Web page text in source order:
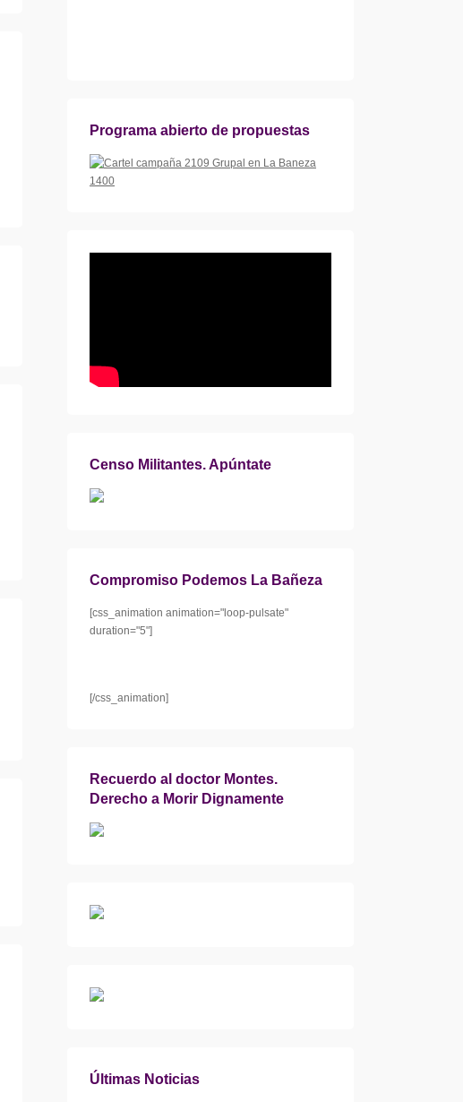
Programa abierto de propuestas
Censo Militantes. Apúntate
Compromiso Podemos La Bañeza
[css_animation animation="loop-pulsate"
duration="5"]
[/css_animation]
Recuerdo al doctor Montes.
Derecho a Morir Dignamente
Últimas Noticias